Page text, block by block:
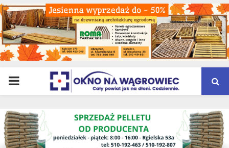
PRIMARY
MENU